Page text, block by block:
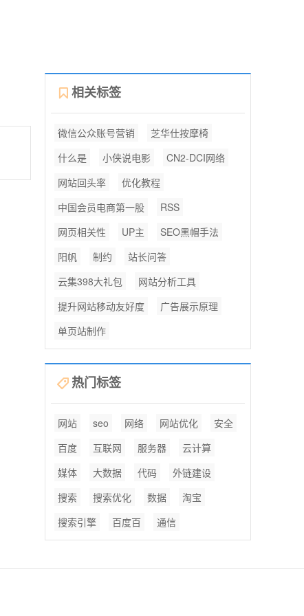
相关标签
微信公众账号营销
芝华仕按摩椅
什么是
小侠说电影
CN2-DCI网络
网站回头率
优化教程
中国会员电商第一股
RSS
网页相关性
UP主
SEO黑帽手法
阳帆
制约
站长问答
云集398大礼包
网站分析工具
提升网站移动友好度
广告展示原理
单页站制作
热门标签
网站 seo 网络 网站优化
安全
百度
互联网 服务器
云计算
媒体
大数据 代码
外链建设
搜索
搜索优化 数据
淘宝
搜索引擎
百度百 通信